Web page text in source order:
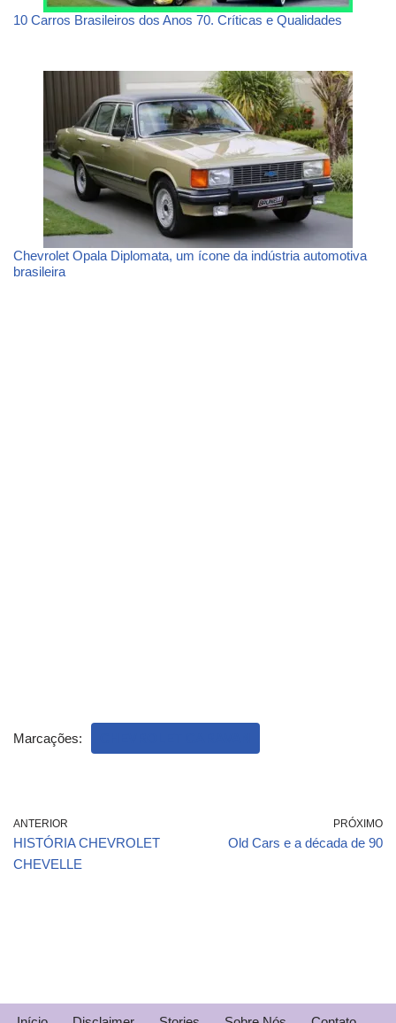
10 Carros Brasileiros dos Anos 70. Críticas e Qualidades
Chevrolet Opala Diplomata, um ícone da indústria automotiva
brasileira
Marcações:
ANTERIOR
HISTÓRIA CHEVROLET
CHEVELLE
PRÓXIMO
Old Cars e a década de 90